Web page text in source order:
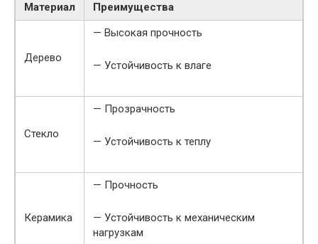
Материал Преимущества
Дерево
— Высокая прочность
— Устойчивость к влаге
Стекло
— Прозрачность
— Устойчивость к теплу
Керамика
— Прочность
— Устойчивость к механическим
нагрузкам